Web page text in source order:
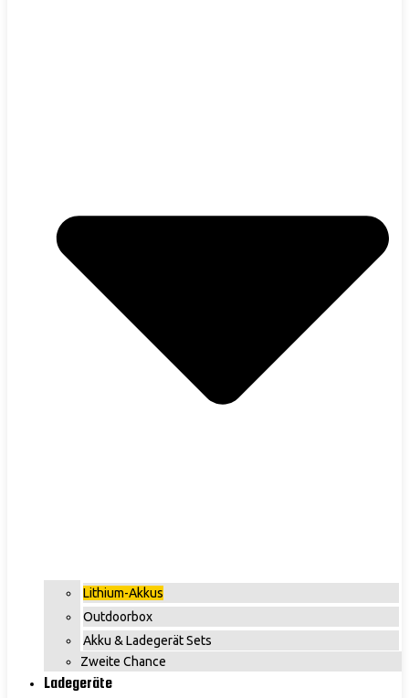
Lithium-Akkus
Outdoorbox
Akku & Ladegerät Sets
Zweite Chance
Ladegeräte